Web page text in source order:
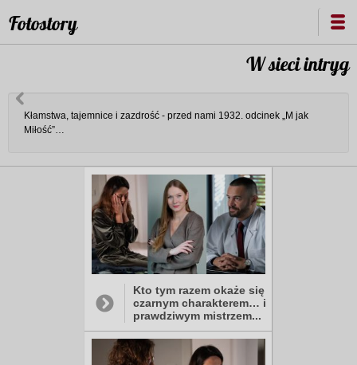
Fotostory
W sieci intryg
Kłamstwa, tajemnice i zazdrość - przed nami 1932. odcinek „M jak
Miłość”…
Kto tym razem okaże się
czarnym charakterem… i
prawdziwym mistrzem...